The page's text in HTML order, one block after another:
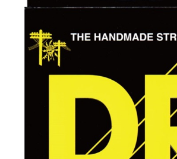
ドラム
キーボード